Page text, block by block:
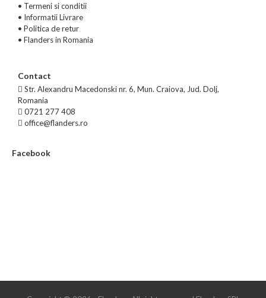
• Termeni si conditii
• Informatii Livrare
• Politica de retur
• Flanders in Romania
Contact
Str. Alexandru Macedonski nr. 6, Mun. Craiova, Jud. Dolj,
Romania
0721 277 408
office@flanders.ro
Facebook